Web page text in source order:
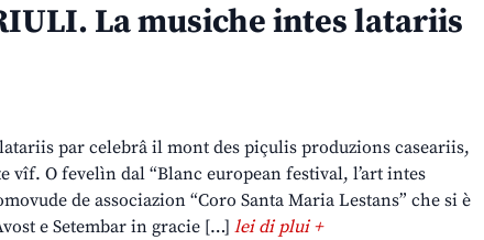
La musiche intes latariis
par celebrâ il mont des piçulis produzions caseariis,
vîf. O fevelìn dal “Blanc european festival, l’art intes
de associazion “Coro Santa Maria Lestans” che si è
e Setembar in gracie […] lei di plui +